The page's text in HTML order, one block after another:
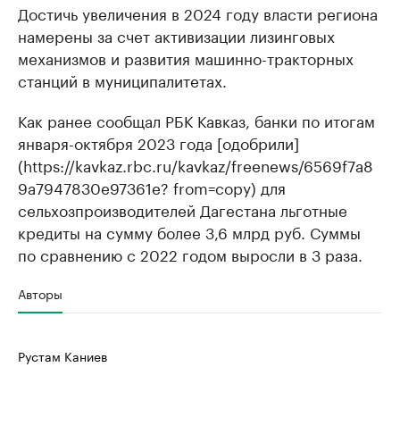
Достичь увеличения в 2024 году власти региона
намерены за счет активизации лизинговых
механизмов и развития машинно-тракторных
станций в муниципалитетах.
Как ранее сообщал РБК Кавказ, банки по итогам
января-октября 2023 года [одобрили]
(https://kavkaz.rbc.ru/kavkaz/freenews/6569f7a8
9a7947830e97361e? from=copy) для
сельхозпроизводителей Дагестана льготные
кредиты на сумму более 3,6 млрд руб. Суммы
по сравнению с 2022 годом выросли в 3 раза.
Авторы
Рустам Каниев